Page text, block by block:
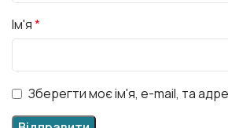
Ім'я*
Зберегти моє ім'я, e-mail, та